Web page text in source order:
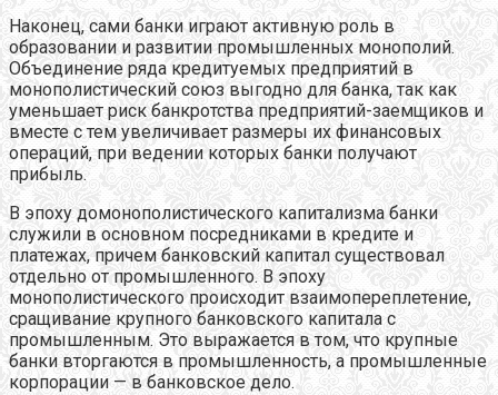
Наконец, сами банки играют активную роль в
образовании и развитии промышленных монополий.
Объединение ряда кредитуемых предприятий в
монополистический союз выгодно для банка, так как
уменьшает риск банкротства предприятий-заемщиков и
вместе с тем увеличивает размеры их финансовых
операций, при ведении которых банки получают
прибыль.
В эпоху домонополистического капитализма банки
служили в основном посредниками в кредите и
платежах, причем банковский капитал существовал
отдельно от промышленного. В эпоху
монополистического происходит взаимопереплетение,
сращивание крупного банковского капитала с
промышленным. Это выражается в том, что крупные
банки вторгаются в промышленность, а промышленные
корпорации — в банковское дело.